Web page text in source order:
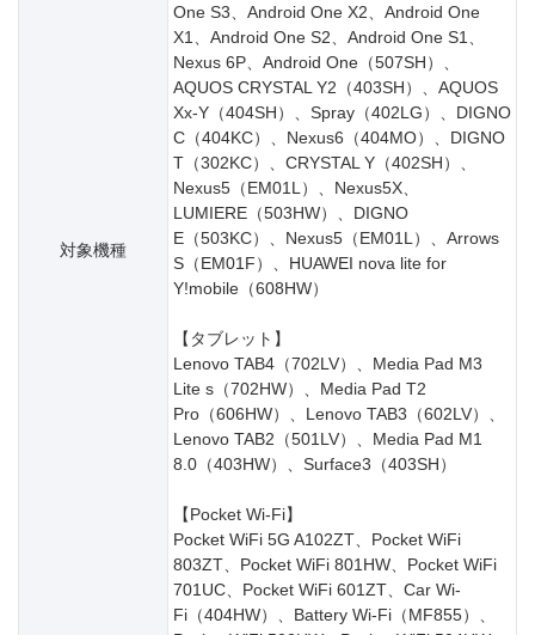
対象機種
One S3、Android One X2、Android One
X1、Android One S2、Android One S1、
Nexus 6P、Android One（507SH）、
AQUOS CRYSTAL Y2（403SH）、AQUOS
Xx-Y（404SH）、Spray（402LG）、DIGNO
C（404KC）、Nexus6（404MO）、DIGNO
T（302KC）、CRYSTAL Y（402SH）、
Nexus5（EM01L）、Nexus5X、
LUMIERE（503HW）、DIGNO
E（503KC）、Nexus5（EM01L）、Arrows
S（EM01F）、HUAWEI nova lite for
Y!mobile（608HW）
【タブレット】
Lenovo TAB4（702LV）、Media Pad M3
Lite s（702HW）、Media Pad T2
Pro（606HW）、Lenovo TAB3（602LV）、
Lenovo TAB2（501LV）、Media Pad M1
8.0（403HW）、Surface3（403SH）
【Pocket Wi-Fi】
Pocket WiFi 5G A102ZT、Pocket WiFi
803ZT、Pocket WiFi 801HW、Pocket WiFi
701UC、Pocket WiFi 601ZT、Car Wi-
Fi（404HW）、Battery Wi-Fi（MF855）、